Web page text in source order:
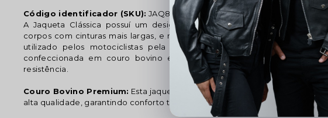
Código identificador (SKU): JAQ80
A Jaqueta Clássica possuí um design clássico e atemporal, este
corpos com cinturas mais largas, e mesmo não sendo especifico para
utilizado pelos motociclistas pela proteção frontal contra o vento, a
confeccionada em couro bovino em espessura intermediária, aliando
resistência.
Couro Bovino Premium: Esta jaqueta é confeccionada 100% em couro
alta qualidade, garantindo conforto térmico e durabilidade.